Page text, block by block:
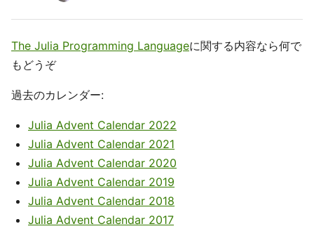
The Julia Programming Languageに関する内容なら何で
もどうぞ
過去のカレンダー:
Julia Advent Calendar 2022
Julia Advent Calendar 2021
Julia Advent Calendar 2020
Julia Advent Calendar 2019
Julia Advent Calendar 2018
Julia Advent Calendar 2017